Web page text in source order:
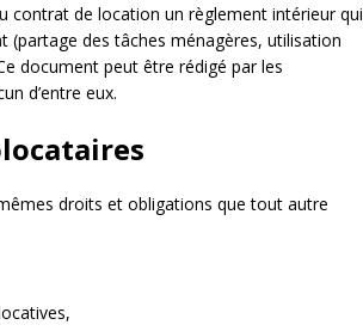
contrat de location un règlement intérieur qui
(partage des tâches ménagères, utilisation
document peut être rédigé par les
d’entre eux.
droits et obligations que tout autre